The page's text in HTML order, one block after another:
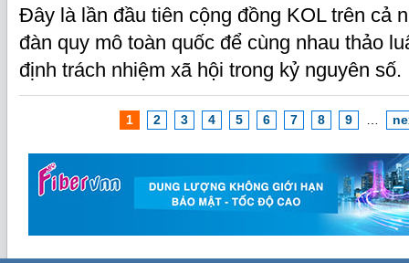
Đây là lần đầu tiên cộng đồng KOL trên cả
đàn quy mô toàn quốc để cùng nhau thảo
định trách nhiệm xã hội trong kỷ nguyên số.
1 2 3 4 5 6 7 8 9